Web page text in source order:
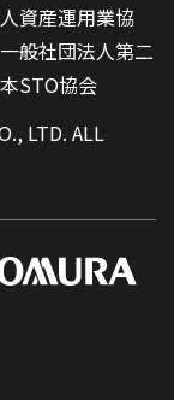
資産運用業協
般社団法人第二
STO協会
LTD. ALL